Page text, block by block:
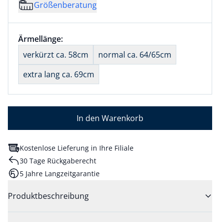
Größenberatung
Größenauswahl:
Ärmellänge:nichts ausgewählt
verkürzt ca. 58cm
normal ca. 64/65cm
extra lang ca. 69cm
In den Warenkorb
Kostenlose Lieferung in Ihre Filiale
30 Tage Rückgaberecht
5 Jahre Langzeitgarantie
Produktbeschreibung